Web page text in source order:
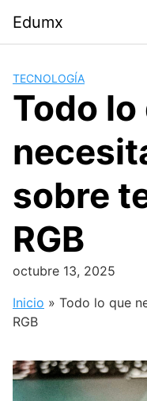
content
Edumx
TECNOLOGÍA
Todo lo
sobre
RGB
octubre 13, 2025
Inicio » Todo lo que
RGB